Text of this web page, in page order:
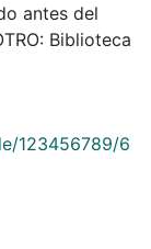
antes del
Biblioteca
123456789/6